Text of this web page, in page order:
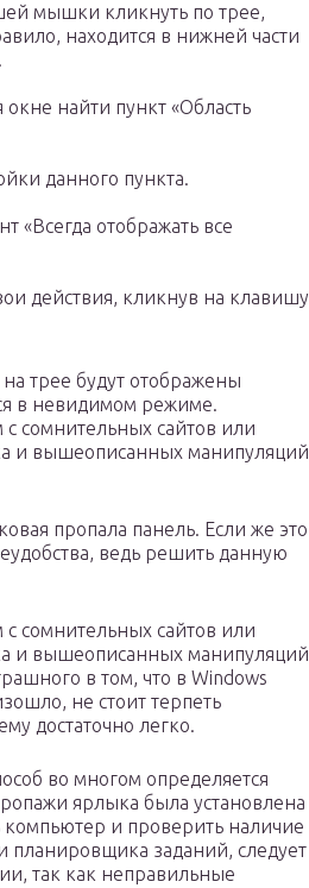
мышки кликнуть по трее,
находится в нижней части
найти пункт «Область
данного пункта.
«Всегда отображать все
действия, кликнув на клавишу
трее будут отображены
в невидимом режиме.
сомнительных сайтов или
и вышеописанных манипуляций
пропала панель. Если же это
ведь решить данную
сомнительных сайтов или
и вышеописанных манипуляций
в том, что в Windows
не стоит терпеть
достаточно легко.
во многом определяется
ярлыка была установлена
компьютер и проверить наличие
планировщика заданий, следует
так как неправильные